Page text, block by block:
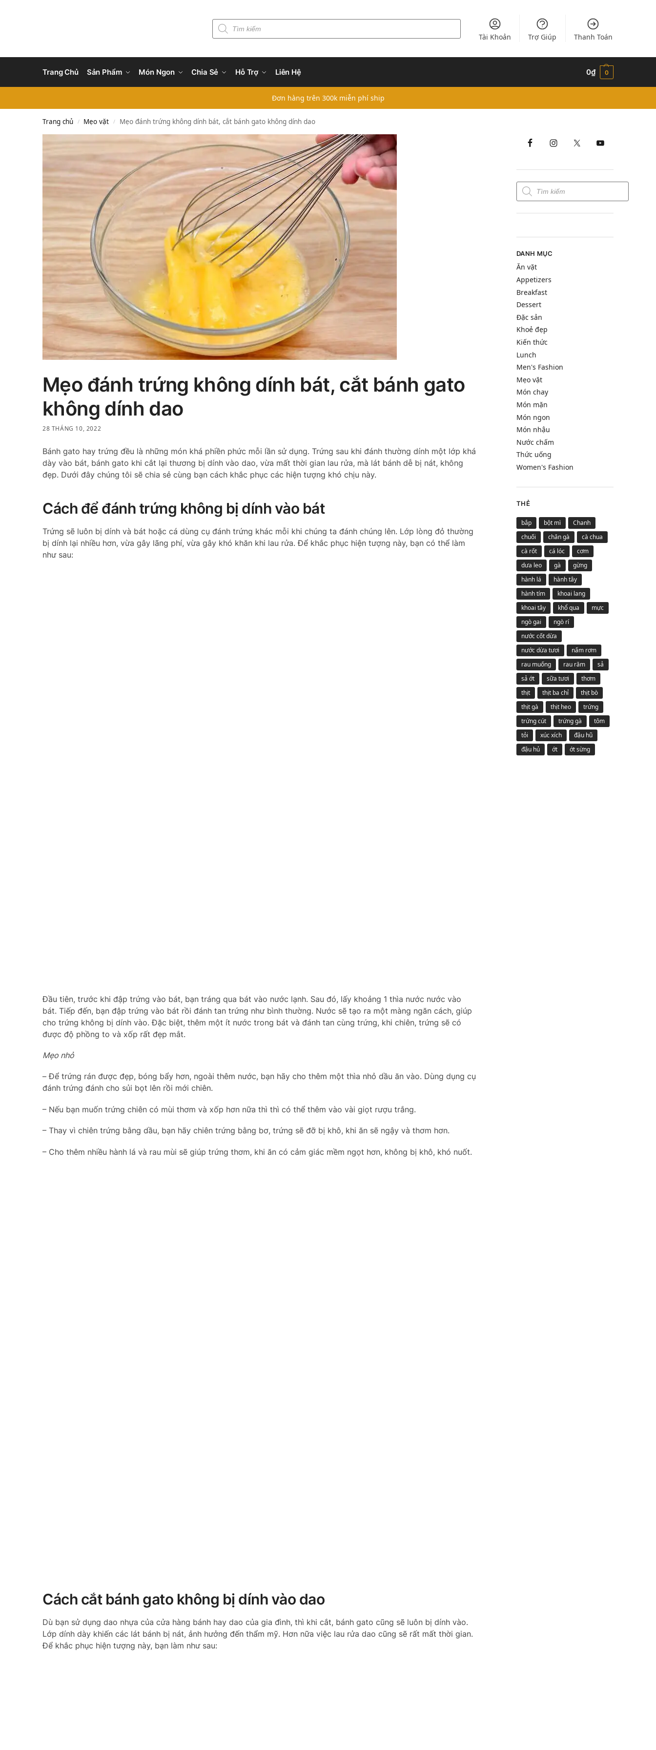
Tài Khoản Trợ Giúp Thanh Toán
Trang Chủ Sản Phẩm Món Ngon Chia Sẻ Hỗ Trợ Liên Hệ 0₫ 0
Đơn hàng trên 300k miễn phí ship
Trang chủ / Mẹo vặt / Mẹo đánh trứng không dính bát, cắt bánh gato không dính dao
Mẹo đánh trứng không dính bát, cắt bánh gato
không dính dao
28 THÁNG 10, 2022
Bánh gato hay trứng đều là những món khá phiền phức mỗi lần sử dụng. Trứng sau khi đánh thường dính một lớp khá
dày vào bát, bánh gato khi cắt lại thương bị dính vào dao, vừa mất thời gian lau rửa, mà lát bánh dễ bị nát, không
đẹp. Dưới đây chúng tôi sẽ chia sẻ cùng bạn cách khắc phục các hiện tượng khó chịu này.
Cách để đánh trứng không bị dính vào bát
Trứng sẽ luôn bị dính và bát hoặc cá dùng cụ đánh trứng khác mỗi khi chúng ta đánh chúng lên. Lớp lòng đỏ thường
bị dính lại nhiều hơn, vừa gây lãng phí, vừa gây khó khăn khi lau rửa. Để khắc phục hiện tượng này, bạn có thể làm
như sau:
Đầu tiên, trước khi đập trứng vào bát, bạn tráng qua bát vào nước lạnh. Sau đó, lấy khoảng 1 thìa nước nước vào
bát. Tiếp đến, bạn đập trứng vào bát rồi đánh tan trứng như bình thường. Nước sẽ tạo ra một màng ngăn cách, giúp
cho trứng không bị dính vào. Đặc biệt, thêm một ít nước trong bát và đánh tan cùng trứng, khi chiên, trứng sẽ có
được độ phồng to và xốp rất đẹp mắt.
Mẹo nhỏ
– Để trứng rán được đẹp, bóng bẩy hơn, ngoài thêm nước, bạn hãy cho thêm một thìa nhỏ dầu ăn vào. Dùng dụng cụ
đánh trứng đánh cho sủi bọt lên rồi mới chiên.
– Nếu bạn muốn trứng chiên có mùi thơm và xốp hơn nữa thì thì có thể thêm vào vài giọt rượu trắng.
– Thay vì chiên trứng bằng dầu, bạn hãy chiên trứng bằng bơ, trứng sẽ đỡ bị khô, khi ăn sẽ ngậy và thơm hơn.
– Cho thêm nhiều hành lá và rau mùi sẽ giúp trứng thơm, khi ăn có cảm giác mềm ngọt hơn, không bị khô, khó nuốt.
Cách cắt bánh gato không bị dính vào dao
Dù bạn sử dụng dao nhựa của cửa hàng bánh hay dao của gia đình, thì khi cắt, bánh gato cũng sẽ luôn bị dính vào.
Lớp dính dày khiến các lát bánh bị nát, ảnh hưởng đến thẩm mỹ. Hơn nữa việc lau rửa dao cũng sẽ rất mất thời gian.
Để khắc phục hiện tượng này, bạn làm như sau:
DANH MỤC
Ăn vặt
Appetizers
Breakfast
Dessert
Đặc sản
Khoẻ đẹp
Kiến thức
Lunch
Men's Fashion
Mẹo vặt
Món chay
Món mặn
Món ngon
Món nhậu
Nước chấm
Thức uống
Women's Fashion
THẺ
bắp bột mì
Chanh
chuối
chân gà
cà chua
cà rốt
cá lóc
cơm
dưa leo
gà
gừng
hành lá
hành tây
hành tím
khoai lang
khoai tây
khổ qua
mực
ngò gai
ngò rí
nước cốt dừa
nước dừa tươi
nấm rơm
rau muống
rau răm
sả
sả ớt
sữa tươi
thơm
thịt
thịt ba chỉ
thịt bò
thịt gà
thịt heo
trứng
trứng cút
trứng gà
tôm
tỏi
xúc xích
đậu hũ
đậu hủ
ớt ớt sừng